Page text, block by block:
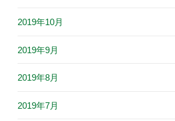
2019年10月
2019年9月
2019年8月
2019年7月